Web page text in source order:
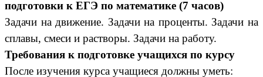
подготовки к ЕГЭ по математике (7 часов)
Задачи на движение. Задачи на проценты. Задачи на
сплавы, смеси и растворы. Задачи на работу.
Требования к подготовке учащихся по курсу
После изучения курса учащиеся должны уметь: